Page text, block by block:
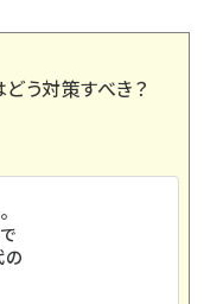
う対策すべき？
の